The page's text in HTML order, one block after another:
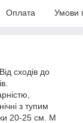
Оплата Умови
сходів до
з тупим
20-25 см. М